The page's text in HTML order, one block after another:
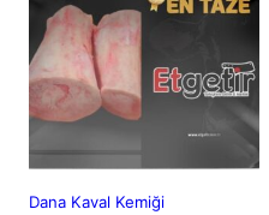
Dana Kaval Kemiği